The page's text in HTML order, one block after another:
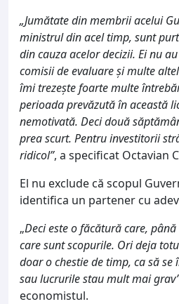
„Jumătate din membrii acelui
ministrul din acel timp, sunt
din cauza acelor decizii. Ei nu
comisii de evaluare și multe
îmi trezește foarte multe
perioada prevăzută în această
nemotivată. Deci două
prea scurt. Pentru investitorii
ridicol”, a specificat Octavian
El nu exclude că scopul
identifica un partener cu
„Deci este o făcătură care,
care sunt scopurile. Ori deja
doar o chestie de timp, ca să
sau lucrurile stau mult mai
economistul.